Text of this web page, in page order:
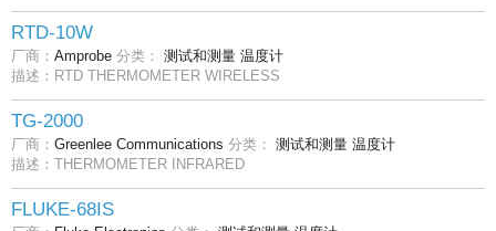
RTD-10W
厂商： Amprobe 分类： 测试和测量 温度计
描述：RTD THERMOMETER WIRELESS
TG-2000
厂商： Greenlee Communications 分类： 测试和测量 温度计
描述：THERMOMETER INFRARED
FLUKE-68IS